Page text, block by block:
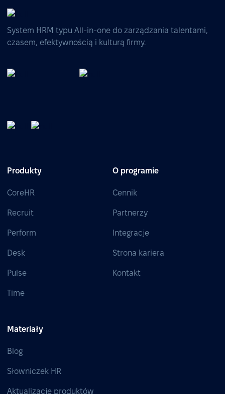
System HRM typu All-in-one do zarządzania talentami,
czasem, efektywnością i kulturą firmy.
Produkty
CoreHR
Recruit
Perform
Desk
Pulse
Time
O programie
Cennik
Partnerzy
Integracje
Strona kariera
Kontakt
Materiały
Blog
Słowniczek HR
Aktualizacje produktów